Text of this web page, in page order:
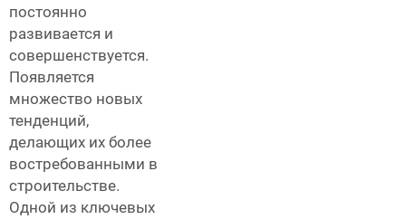
постоянно
развивается и
совершенствуется.
Появляется
множество новых
тенденций,
делающих их более
востребованными в
строительстве.
Одной из ключевых